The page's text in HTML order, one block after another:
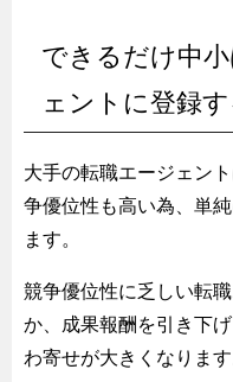
できるだけ中
ェントに登録す
大手の転職エージェン
争優位性も高い為、単
ます。
競争優位性に乏しい転
か、成果報酬を引き下
わ寄せが大きくなります